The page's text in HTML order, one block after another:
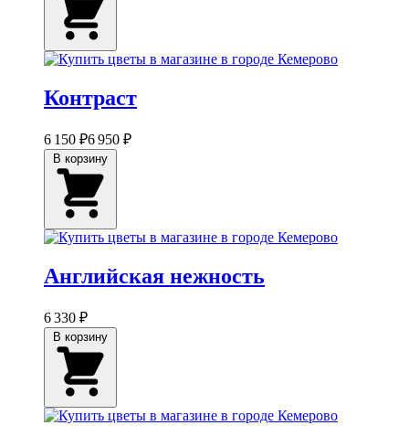
Контраст
6 150 ₽6 950 ₽
Английская нежность
6 330 ₽